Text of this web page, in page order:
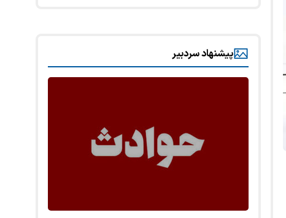
پیشنهاد سردبیر